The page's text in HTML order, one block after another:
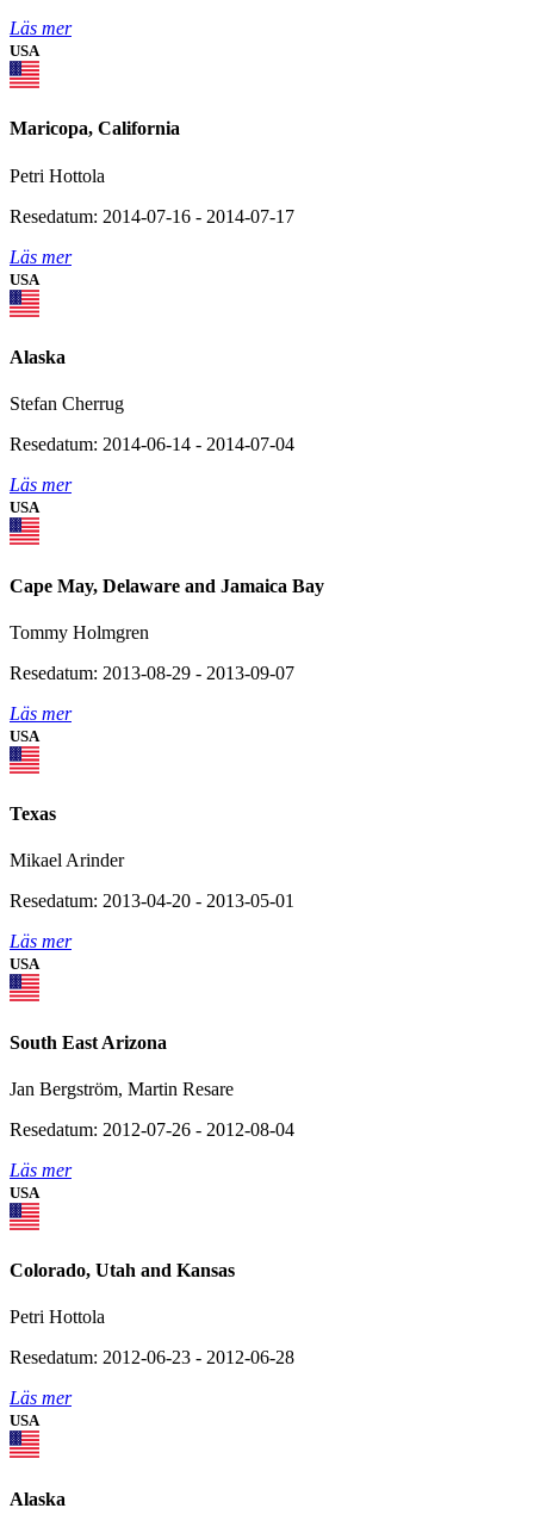
Läs mer
USA
Maricopa, California
Petri Hottola
Resedatum: 2014-07-16 - 2014-07-17
Läs mer
USA
Alaska
Stefan Cherrug
Resedatum: 2014-06-14 - 2014-07-04
Läs mer
USA
Cape May, Delaware and Jamaica Bay
Tommy Holmgren
Resedatum: 2013-08-29 - 2013-09-07
Läs mer
USA
Texas
Mikael Arinder
Resedatum: 2013-04-20 - 2013-05-01
Läs mer
USA
South East Arizona
Jan Bergström, Martin Resare
Resedatum: 2012-07-26 - 2012-08-04
Läs mer
USA
Colorado, Utah and Kansas
Petri Hottola
Resedatum: 2012-06-23 - 2012-06-28
Läs mer
USA
Alaska